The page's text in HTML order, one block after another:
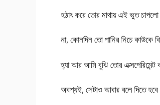
হঠাৎ করে তোর মাথায় এই ভুত
না, কোনদিন তো পানির নিচে কাউকে
হ্যা আর আমি বুঝি তোর এক্সপেরিমেন্ট
অবশ্যই, সেটাও আবার বলে দিতে হবে